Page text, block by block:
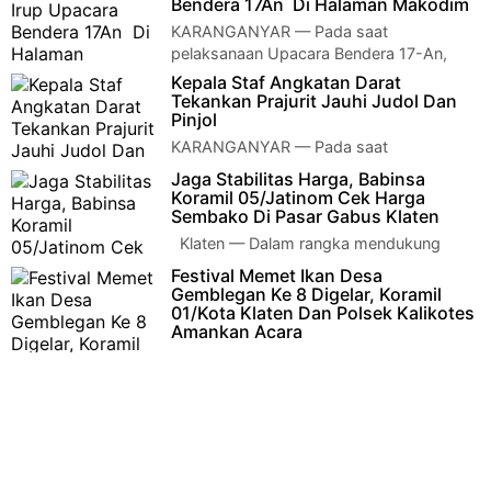
Bendera 17An Di Halaman Makodim
KARANGANYAR — Pada saat
pelaksanaan Upacara Bendera 17-An,
Komandan Kodim 0727/Karanganyar Letkol Kav Dhanang
Prasetyo K…
Kepala Staf Angkatan Darat
Tekankan Prajurit Jauhi Judol Dan
Pinjol
KARANGANYAR — Pada saat
pelaksanaan Upacara Bendera 17-An,
Komandan Kodim 0727/Karanganyar Letkol Kav Dhanang
Prasetyo K…
Jaga Stabilitas Harga, Babinsa
Koramil 05/Jatinom Cek Harga
Sembako Di Pasar Gabus Klaten
Klaten — Dalam rangka mendukung
upaya pemerintah dalam menjaga
stabilitas harga serta ketersediaan bahan kebu…
Festival Memet Ikan Desa
Gemblegan Ke 8 Digelar, Koramil
01/Kota Klaten Dan Polsek Kalikotes
Amankan Acara